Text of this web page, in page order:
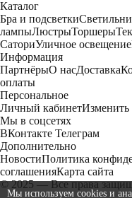
Каталог
Бра и подсветки
лампыЛюстрыТоршеры
СаториУличное освещение
Информация
ПартнёрыО насДоставка
оплаты
Персональное
Личный кабинетИзменить
Мы в соцсетях
ВКонтакте Телеграм
Дополнительно
НовостиПолитика
соглашенияКарта сайта
© 2025 — Все права
Мы используем cookies и